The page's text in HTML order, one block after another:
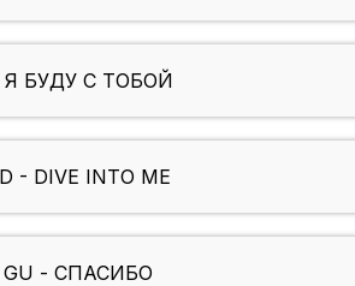
БУДУ С ТОБОЙ
- DIVE INTO ME
GU - СПАСИБО